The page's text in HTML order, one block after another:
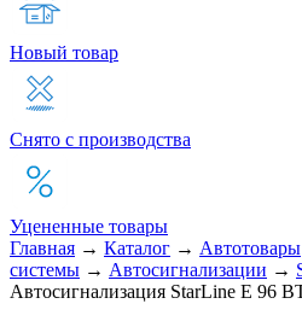
Новый товар
Снято с производства
Уцененные товары
Главная → Каталог → Автотовары
системы → Автосигнализации →
Автосигнализация StarLine E 96